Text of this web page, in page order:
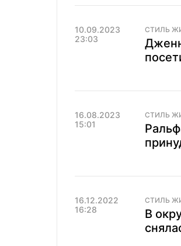
10.09.2023
23:03
СТИЛЬ
16.08.2023
15:01
СТИЛЬ
16.12.2022
16:28
СТИЛЬ
В